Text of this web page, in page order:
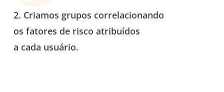
2. Criamos grupos correlacionando
os fatores de risco atribuídos
a cada usuário.